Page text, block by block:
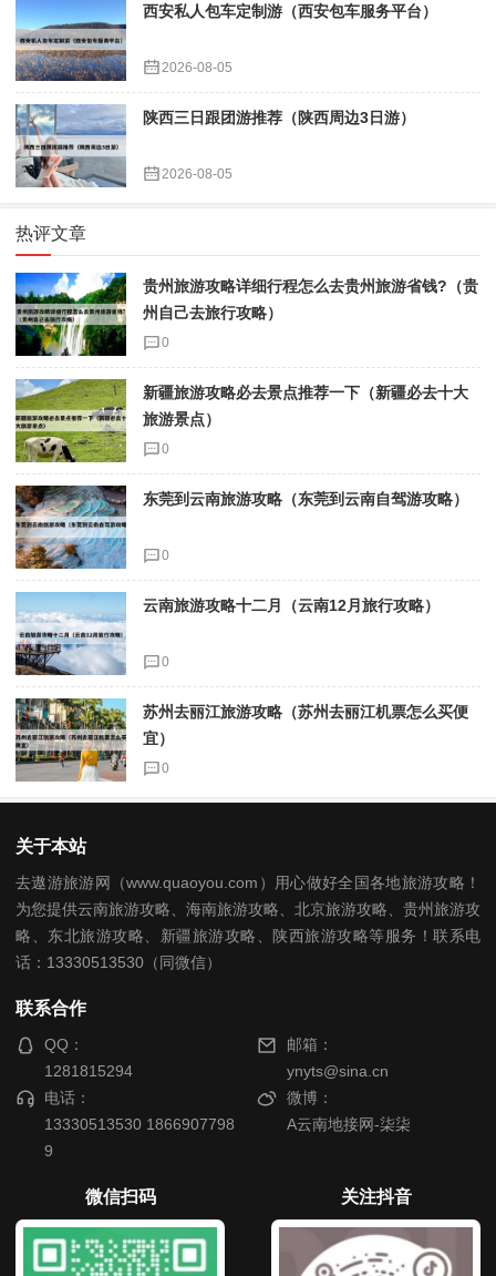
西安私人包车定制游（西安包车服务平台）
2026-08-05
陕西三日跟团游推荐（陕西周边3日游）
2026-08-05
热评文章
贵州旅游攻略详细行程怎么去贵州旅游省钱?（贵
州自己去旅行攻略）
0
新疆旅游攻略必去景点推荐一下（新疆必去十大
旅游景点）
0
东莞到云南旅游攻略（东莞到云南自驾游攻略）
0
云南旅游攻略十二月（云南12月旅行攻略）
0
苏州去丽江旅游攻略（苏州去丽江机票怎么买便
宜）
0
关于本站
去遨游旅游网（www.quaoyou.com）用心做好全国各地旅游攻略！
为您提供云南旅游攻略、海南旅游攻略、北京旅游攻略、贵州旅游攻
略、东北旅游攻略、新疆旅游攻略、陕西旅游攻略等服务！联系电
话：13330513530（同微信）
联系合作
QQ：
1281815294
邮箱：
ynyts@sina.cn
电话：
13330513530 1866907798
9
微博：
A云南地接网-柒柒
微信扫码 关注抖音